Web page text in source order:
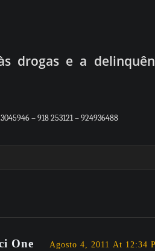
drogas e a
– 918 253121 – 924936488
One Agosto 4, 2011 At 12:34